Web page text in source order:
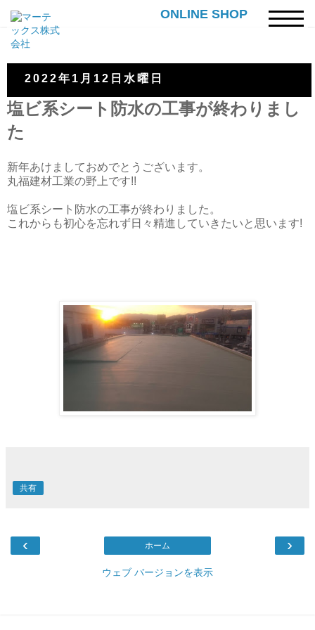
ONLINE SHOP
2022年1月12日水曜日
塩ビ系シート防水の工事が終わりまし
た
新年あけましておめでとうございます。
丸福建材工業の野上です!!
塩ビ系シート防水の工事が終わりました。
これからも初心を忘れず日々精進していきたいと思います!
共有
‹ ›
ホーム
ウェブ バージョンを表示